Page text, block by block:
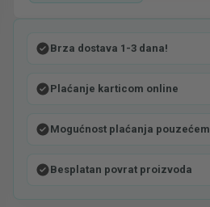
Brza dostava 1-3 dana!
Plaćanje karticom online
Mogućnost plaćanja pouzećem
Besplatan povrat proizvoda